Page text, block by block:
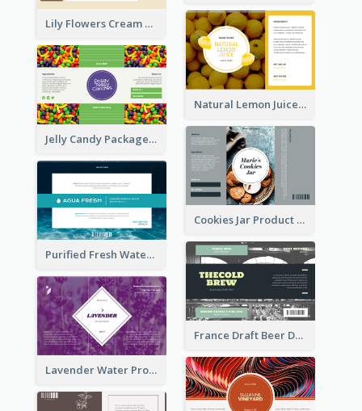
Lily Flowers Cream Product Label
Natural Lemon Juice Label
Jelly Candy Package Label
Cookies Jar Product Label
Purified Fresh Water Drink Label
France Draft Beer Drink Label
Lavender Water Product Label